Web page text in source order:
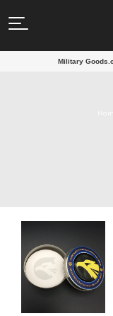
Military